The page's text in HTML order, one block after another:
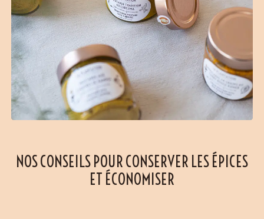
NOS CONSEILS POUR CONSERVER LES ÉPICES
ET ÉCONOMISER